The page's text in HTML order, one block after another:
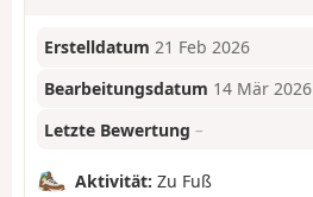
Erstelldatum 21 Feb 2026
Bearbeitungsdatum 14 Mär 2026
Letzte Bewertung –
Aktivität: Zu Fuß